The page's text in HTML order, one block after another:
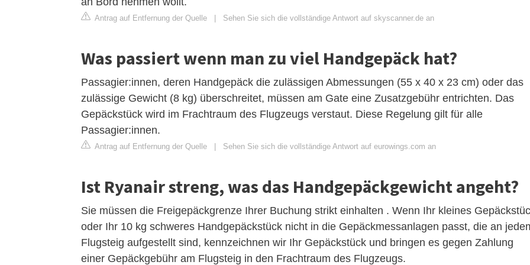
Antrag auf Entfernung der Quelle | Sehen Sie sich die vollständige Antwort auf skyscanner.de an
Was passiert wenn man zu viel Handgepäck hat?
Passagier:innen, deren Handgepäck die zulässigen Abmessungen (55 x 40 x 23 cm) oder das
zulässige Gewicht (8 kg) überschreitet, müssen am Gate eine Zusatzgebühr entrichten. Das
Gepäckstück wird im Frachtraum des Flugzeugs verstaut. Diese Regelung gilt für alle
Passagier:innen.
Antrag auf Entfernung der Quelle | Sehen Sie sich die vollständige Antwort auf eurowings.com an
Ist Ryanair streng, was das Handgepäckgewicht angeht?
Sie müssen die Freigepäckgrenze Ihrer Buchung strikt einhalten . Wenn Ihr kleines
oder Ihr 10 kg schweres Handgepäckstück nicht in die Gepäckmessanlagen passt, die an
Flugsteig aufgestellt sind, kennzeichnen wir Ihr Gepäckstück und bringen es gegen Zahlung
einer Gepäckgebühr am Flugsteig in den Frachtraum des Flugzeugs.